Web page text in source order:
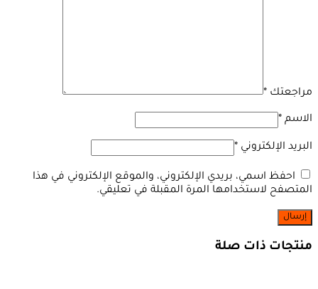
مراجعتك *
الاسم *
البريد الإلكتروني *
احفظ اسمي، بريدي الإلكتروني، والموقع الإلكتروني في هذا
المتصفح لاستخدامها المرة المقبلة في تعليقي.
منتجات ذات صلة